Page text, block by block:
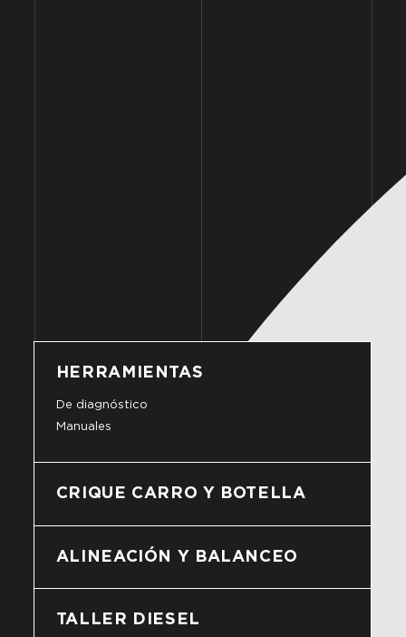
HERRAMIENTAS
De diagnóstico
Manuales
CRIQUE CARRO Y BOTELLA
ALINEACIÓN Y BALANCEO
TALLER DIESEL